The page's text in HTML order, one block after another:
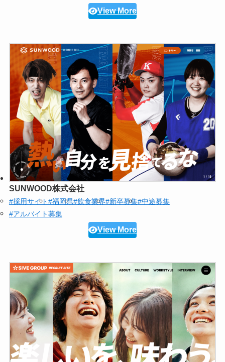
View More
SUNWOOD株式会社
#採用サイト#福岡県#飲食業界#新卒募集#中途募集
#アルバイト募集
View More